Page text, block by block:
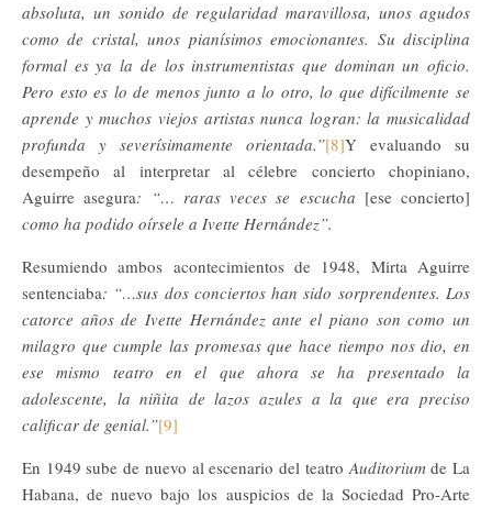
absoluta, un sonido de regularidad maravillosa, unos agudos
como de cristal, unos pianísimos emocionantes. Su disciplina
formal es ya la de los instrumentistas que dominan un oficio.
Pero esto es lo de menos junto a lo otro, lo que difícilmente se
aprende y muchos viejos artistas nunca logran: la musicalidad
profunda y severísimamente orientada.”[8]Y evaluando su
desempeño al interpretar al célebre concierto chopiniano,
Aguirre asegura: “… raras veces se escucha [ese concierto]
como ha podido oírsele a Ivette Hernández”.
Resumiendo ambos acontecimientos de 1948, Mirta Aguirre
sentenciaba: “…sus dos conciertos han sido sorprendentes. Los
catorce años de Ivette Hernández ante el piano son como un
milagro que cumple las promesas que hace tiempo nos dio, en
ese mismo teatro en el que ahora se ha presentado la
adolescente, la niñita de lazos azules a la que era preciso
calificar de genial.”[9]
En 1949 sube de nuevo al escenario del teatroAuditoriumde La
Habana, de nuevo bajo los auspicios de la Sociedad Pro-Arte